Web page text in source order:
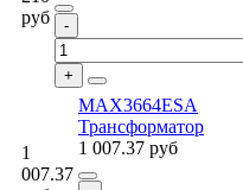
руб
1
007.37
MAX3664ESA
Трансформатор
1 007.37 руб